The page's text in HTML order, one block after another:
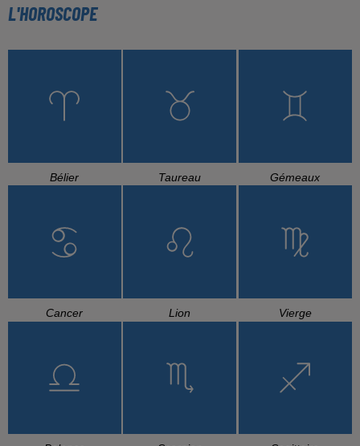
L'HOROSCOPE
Bélier Taureau Gémeaux
Cancer Lion Vierge